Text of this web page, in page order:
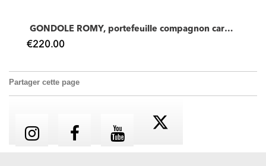
GONDOLE ROMY, portefeuille compagnon caramel
€220.00
Partager cette page